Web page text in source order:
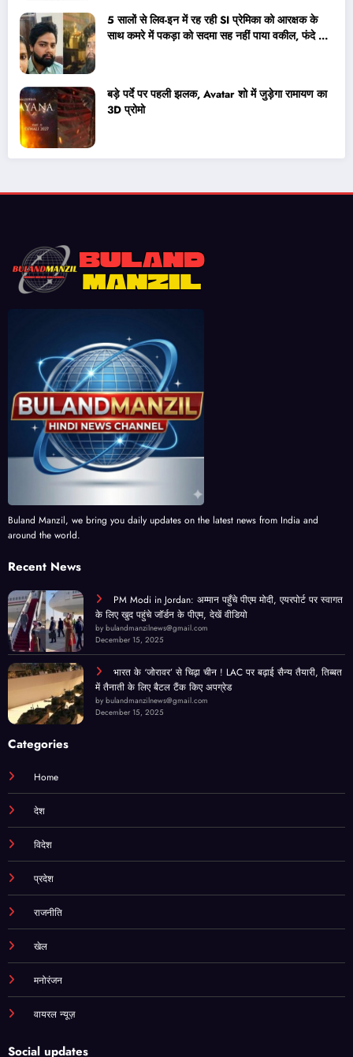
5 सालों से लिव-इन में रह रही SI प्रेमिका को आरक्षक के
साथ कमरे में पकड़ा को सदमा सह नहीं पाया वकील, फंदे पर
बड़े पर्दे पर पहली झलक, Avatar शो में जुड़ेगा रामायण का
3D प्रोमो
Buland Manzil, we bring you daily updates on the latest news from India and
around the world.
Recent News
PM Modi in Jordan: अम्मान पहुँचे पीएम मोदी, एयरपोर्ट पर स्वागत
के लिए खुद पहुंचे जॉर्डन के पीएम, देखें वीडियो
by bulandmanzilnews@gmail.com
December 15, 2025
भारत के ‘जोरावर’ से चिढ़ा चीन ! LAC पर बढ़ाई सैन्य तैयारी, तिब्बत
में तैनाती के लिए बैटल टैंक किए अपग्रेड
by bulandmanzilnews@gmail.com
December 15, 2025
Categories
Home
देश
विदेश
प्रदेश
राजनीति
खेल
मनोरंजन
वायरल न्यूज़
Social updates